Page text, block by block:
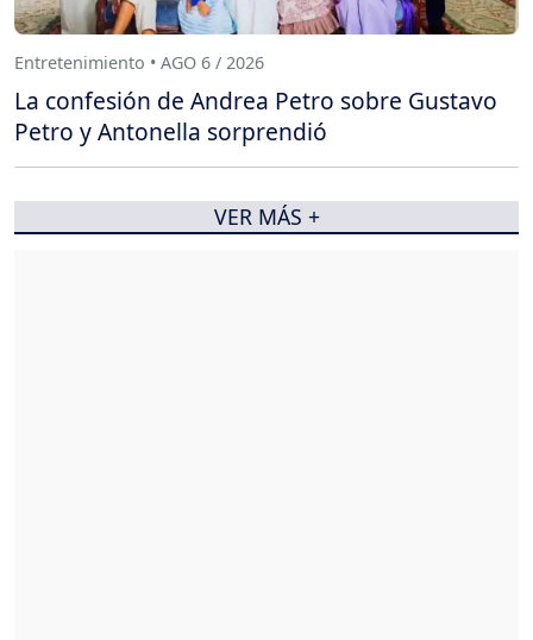
Entretenimiento • AGO 6 / 2026
La confesión de Andrea Petro sobre Gustavo
Petro y Antonella sorprendió
VER MÁS +